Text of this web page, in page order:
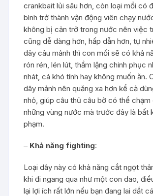
crankbait lủi sâu hơn, còn loại mồi có
bình trở thành vận động viên chạy
không bị cản trở trong nước nên việc
cũng dễ dàng hơn, hấp dẫn hơn, tự
dây câu mảnh thì con mồi sẽ có khả
rón rén, lén lút, thầm lặng chinh phục
nhát, cá khó tính hay không muốn ăn.
dây mảnh nên quăng xa hơn kể cả
nhỏ, giúp câu thủ câu bờ có thể
những vùng nước mà trước đây là bất
phạm.
– Khả năng fighting:
Loại dây này có khả năng cắt ngọt
khi đi ngang qua như một con dao,
lại lợi ích rất lớn nếu bạn đang lai dắt